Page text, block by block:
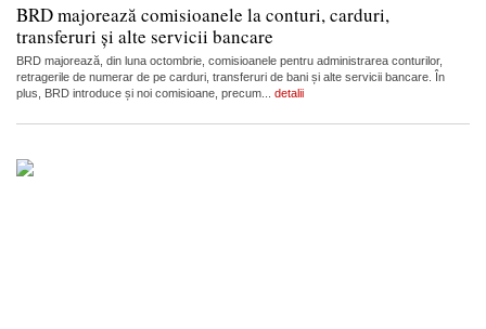
BRD majorează comisioanele la conturi, carduri,
transferuri și alte servicii bancare
BRD majorează, din luna octombrie, comisioanele pentru administrarea conturilor,
retragerile de numerar de pe carduri, transferuri de bani și alte servicii bancare. În
plus, BRD introduce și noi comisioane, precum... detalii